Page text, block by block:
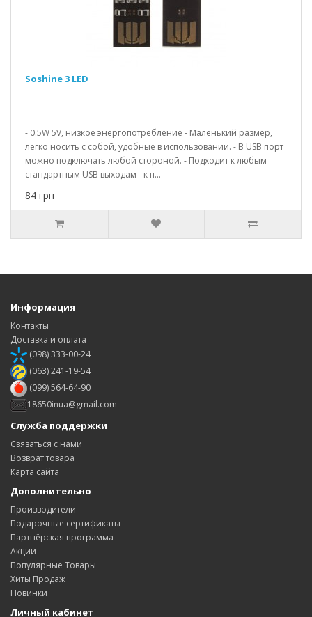
Soshine 3 LED
- 0.5W 5V, низкое энергопотребление - Маленький размер,
легко носить с собой, удобные в использовании. - В USB порт
можно подключать любой стороной. - Подходит к любым
стандартным USB выходам - к п...
84 грн
Информация
Контакты
Доставка и оплата
(098) 333-00-24
(063) 241-19-54
(099) 564-64-90
18650inua@gmail.com
Служба поддержки
Связаться с нами
Возврат товара
Карта сайта
Дополнительно
Производители
Подарочные сертификаты
Партнёрская программа
Акции
Популярные Товары
Хиты Продаж
Новинки
Личный кабинет